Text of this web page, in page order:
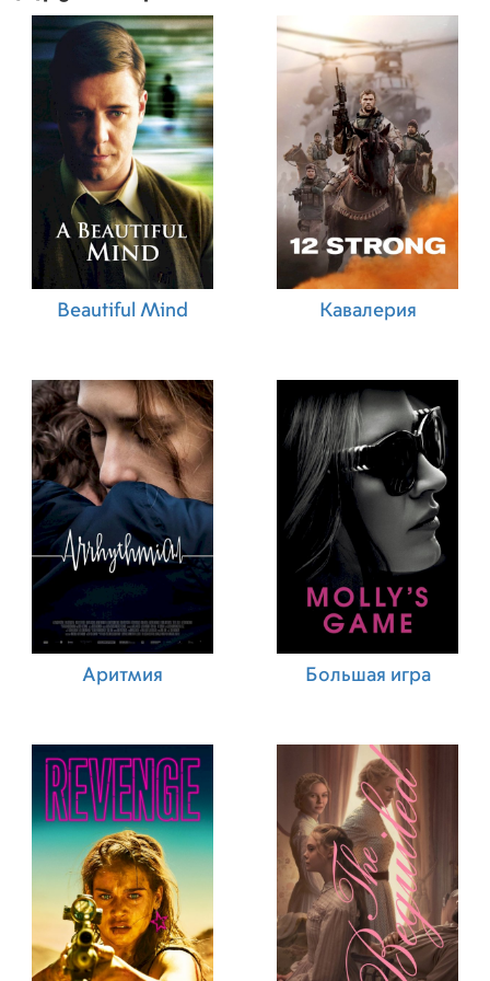
Beautiful Mind Кавалерия
Аритмия Большая игра